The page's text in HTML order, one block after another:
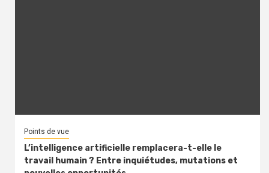
Points de vue
L’intelligence artificielle remplacera-t-elle le
travail humain ? Entre inquiétudes, mutations et